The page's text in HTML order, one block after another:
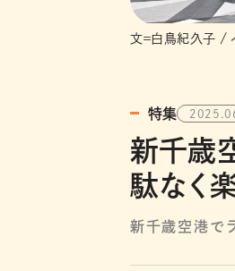
文＝白鳥紀久子 / イ
特集
新千歳
駄なく
新千歳空港で